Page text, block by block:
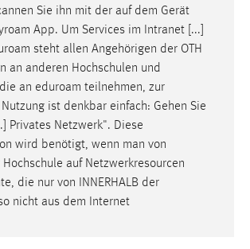
Sie ihn mit der aufdem Gerät
App. Um Services im Intranet [...]
steht allen Angehörigen der OTH
an anderen Hochschulen und
an eduroam teilnehmen, zur
ist denkbar einfach: Gehen Sie
Privates Netzwerk". Diese
wird benötigt, wenn man von
aufNetzwerkresourcen
die nur von INNERHALB der
nicht aus dem Internet
Tracking
Pixel